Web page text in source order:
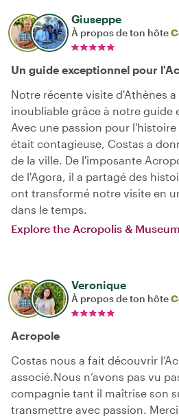
Giuseppe
À propos de ton hôte
Un guide exceptionnel pour
Notre récente visite d'Athènes
inoubliable grâce à notre guide
Avec une passion pour
était contagieuse, Costas a
de la ville. De l'imposante
de l'Agora, il a partagé des
ont transformé notre visite en
dans le temps.
Explore the Acropolis &
Veronique
À propos de ton hôte
Acropole
Costas nous a fait découvrir
associé.Nous n’avons pas vu
compagnie tant il maîtrise son
transmettre avec passion.